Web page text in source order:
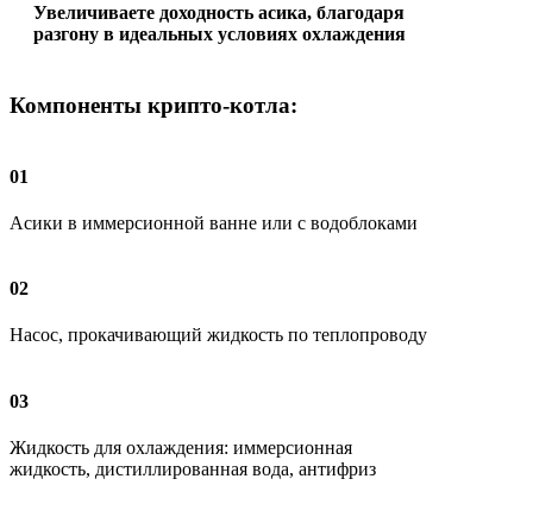
Увеличиваете доходность асика, благодаря
разгону в идеальных условиях охлаждения
Компоненты крипто-котла:
01
Асики в иммерсионной ванне или с водоблоками
02
Насос, прокачивающий жидкость по теплопроводу
03
Жидкость для охлаждения: иммерсионная
жидкость, дистиллированная вода, антифриз